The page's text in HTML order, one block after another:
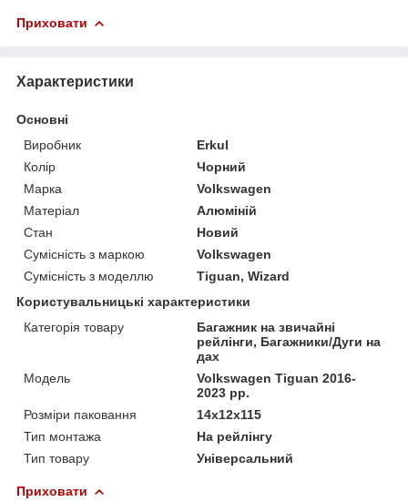
Приховати
Характеристики
Основні
Виробник
Erkul
Колір
Чорний
Марка
Volkswagen
Матеріал
Алюміній
Стан
Новий
Сумісність з маркою
Volkswagen
Сумісність з моделлю
Tiguan, Wizard
Користувальницькі характеристики
Категорія товару
Багажник на звичайні
рейлінги, Багажники/Дуги на
дах
Мoдель
Volkswagen Tiguan 2016-
2023 рр.
Розміри паковання
14x12x115
Тип монтажа
На рейлінгу
Тип товару
Універсальний
Приховати